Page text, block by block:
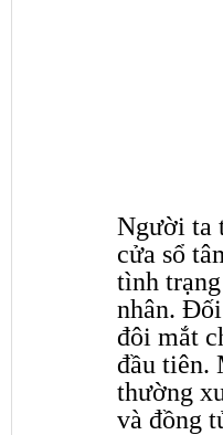
Người ta
cửa sổ
tình
nhân.
đôi mắt
đầu tiên.
thường
và đồng